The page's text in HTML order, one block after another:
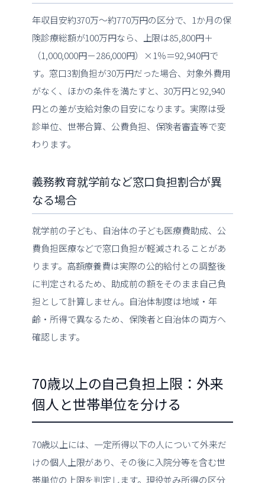
年収目安約370万〜約770万円の区分で、1か月の保
険診療総額が100万円なら、上限は85,800円＋
（1,000,000円－286,000円）×1％＝92,940円で
す。窓口3割負担が30万円だった場合、対象外費用
がなく、ほかの条件を満たすと、30万円と92,940
円との差が支給対象の目安になります。実際は受
診単位、世帯合算、公費負担、保険者審査等で変
わります。
義務教育就学前など窓口負担割合が異
なる場合
就学前の子ども、自治体の子ども医療費助成、公
費負担医療などで窓口負担が軽減されることがあ
ります。高額療養費は実際の公的給付との調整後
に判定されるため、助成前の額をそのまま自己負
担として計算しません。自治体制度は地域・年
齢・所得で異なるため、保険者と自治体の両方へ
確認します。
70歳以上の自己負担上限：外来
個人と世帯単位を分ける
70歳以上には、一定所得以下の人について外来だ
けの個人上限があり、その後に入院分等を含む世
帯単位の上限を判定します。現役並み所得の区分